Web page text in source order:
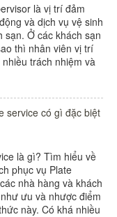
là vị trí đảm
và dịch vụ vệ sinh
sạn. Ở các khách sạn
thì nhân viên vị trí
trách nhiệm và
khách sạn
service có gì đặc biệt
là gì? Tìm hiểu về
phục vụ Plate
nhà hàng và khách
ưu và nhược điểm
này. Có khá nhiều